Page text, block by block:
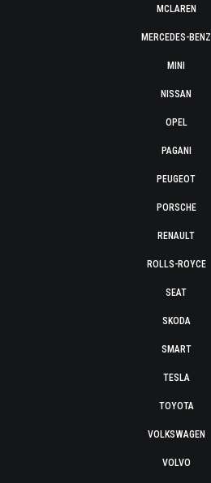
MCLAREN
MERCEDES-BENZ
MINI
NISSAN
OPEL
PAGANI
PEUGEOT
PORSCHE
RENAULT
ROLLS-ROYCE
SEAT
SKODA
SMART
TESLA
TOYOTA
VOLKSWAGEN
VOLVO